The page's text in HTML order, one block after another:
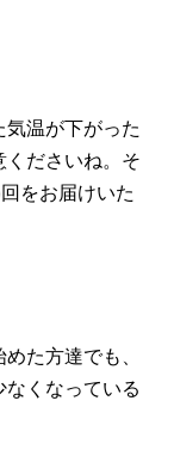
温が下がった
ださいね。そ
をお届けいた
た方達でも、
くなっている